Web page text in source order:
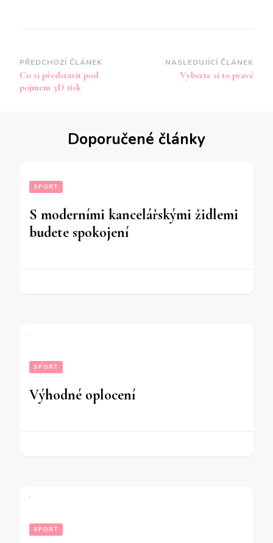
Navigace
příspěvku
PŘEDCHOZÍ ČLÁNEK
Co si představit pod
pojmem 3D tisk
NASLEDUJÍCÍ ČLÁNEK
Vyberte si to pravé
Doporučené články
SPORT
S moderními kancelářskými židlemi
budete spokojení
SPORT
Výhodné oplocení
SPORT